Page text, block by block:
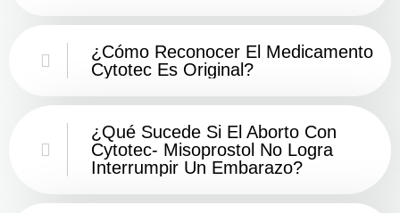
¿Cómo Reconocer El Medicamento
Cytotec Es Original?
¿Qué Sucede Si El Aborto Con
Cytotec- Misoprostol No Logra
Interrumpir Un Embarazo?